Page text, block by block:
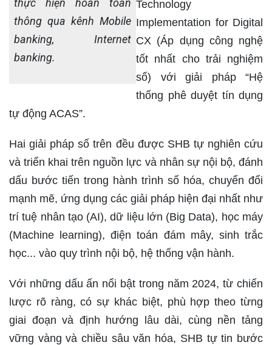
thông qua kênh Mobile
banking, Internet
banking.
Technology
Implementation for Digital
CX (Áp dụng công nghệ
tốt nhất cho trải nghiệm
số) với giải pháp “Hệ
thống phê duyệt tín dụng
tự động ACAS”.
Hai giải pháp số trên đều được SHB tự nghiên cứu
và triển khai trên nguồn lực và nhân sự nội bộ, đánh
dấu bước tiến trong hành trình số hóa, chuyển đổi
mạnh mẽ, ứng dụng các giải pháp hiện đại nhất như
trí tuệ nhân tạo (AI), dữ liệu lớn (Big Data), học máy
(Machine learning), điện toán đám mây, sinh trắc
học... vào quy trình nội bộ, hệ thống vận hành.
Với những dấu ấn nổi bật trong năm 2024, từ chiến
lược rõ ràng, có sự khác biệt, phù hợp theo từng
giai đoạn và định hướng lâu dài, cùng nền tảng
vững vàng và chiều sâu văn hóa, SHB tự tin bước